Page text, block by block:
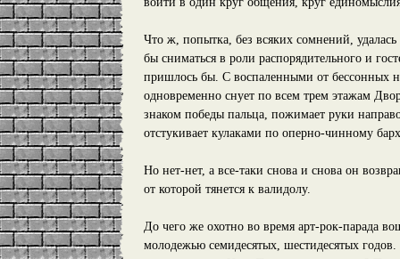
Что ж, попытка, без всяких сомнений,
бы сниматься в роли распорядительного и
пришлось бы. С воспаленными от бессонных
одновременно снует по всем трем этажам
знаком победы пальца, пожимает руки
отстукивает кулаками по оперно-чинному
Но нет-нет, а все-таки снова и снова он
от которой тянется к валидолу.
До чего же охотно во время арт-рок-парада
молодежью семидесятых, шестидесятых